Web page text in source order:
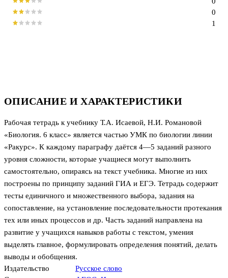
ОПИСАНИЕ И ХАРАКТЕРИСТИКИ
Рабочая тетрадь к учебнику Т.А. Исаевой, Н.И. Романовой
«Биология. 6 класс» является частью УМК по биологии линии
«Ракурс». К каждому параграфу даётся 4—5 заданий разного
уровня сложности, которые учащиеся могут выполнить
самостоятельно, опираясь на текст учебника. Многие из них
построены по принципу заданий ГИА и ЕГЭ. Тетрадь содержит
тесты единичного и множественного выбора, задания на
сопоставление, на установление последовательности протекания
тех или иных процессов и др. Часть заданий направлена на
развитие у учащихся навыков работы с текстом, умения
выделять главное, формулировать определения понятий, делать
выводы и обобщения.
Издательство
Русское слово
1
0